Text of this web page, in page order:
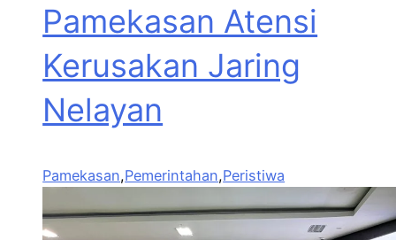
Pamekasan Atensi
Kerusakan Jaring
Nelayan
Pamekasan,Pemerintahan,Peristiwa